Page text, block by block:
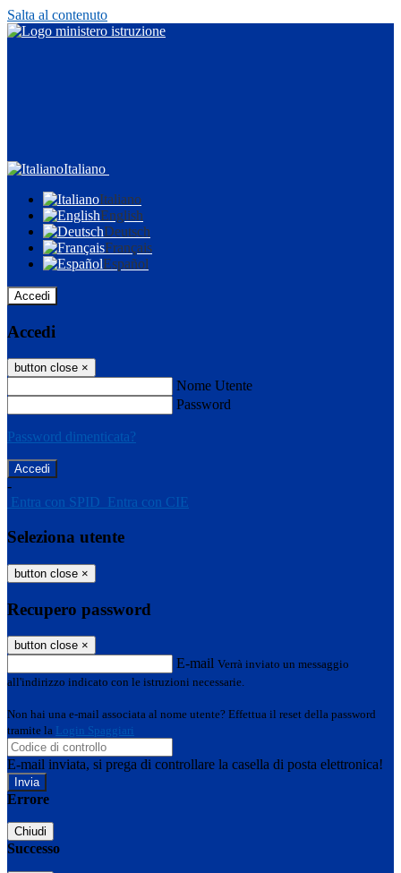
Salta al contenuto
Italiano
Italiano
English
Deutsch
Français
Español
Accedi
Accedi
button close ×
Nome Utente
Password
Password dimenticata?
-
Entra con SPID Entra con CIE
Seleziona utente
button close ×
Recupero password
button close ×
E-mail Verrà inviato un messaggio
all'indirizzo indicato con le istruzioni necessarie.
Non hai una e-mail associata al nome utente? Effettua il reset della password
tramite la Login Spaggiari
E-mail inviata, si prega di controllare la casella di posta elettronica!
Errore
Chiudi
Successo